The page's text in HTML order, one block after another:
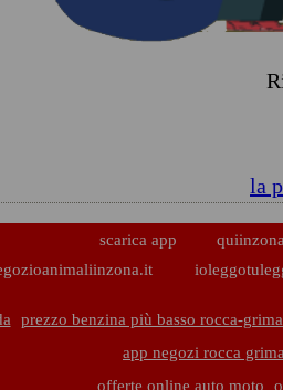
la
scarica app
prezzo benzina più basso rocca-
app negozi rocca
offerte online auto moto